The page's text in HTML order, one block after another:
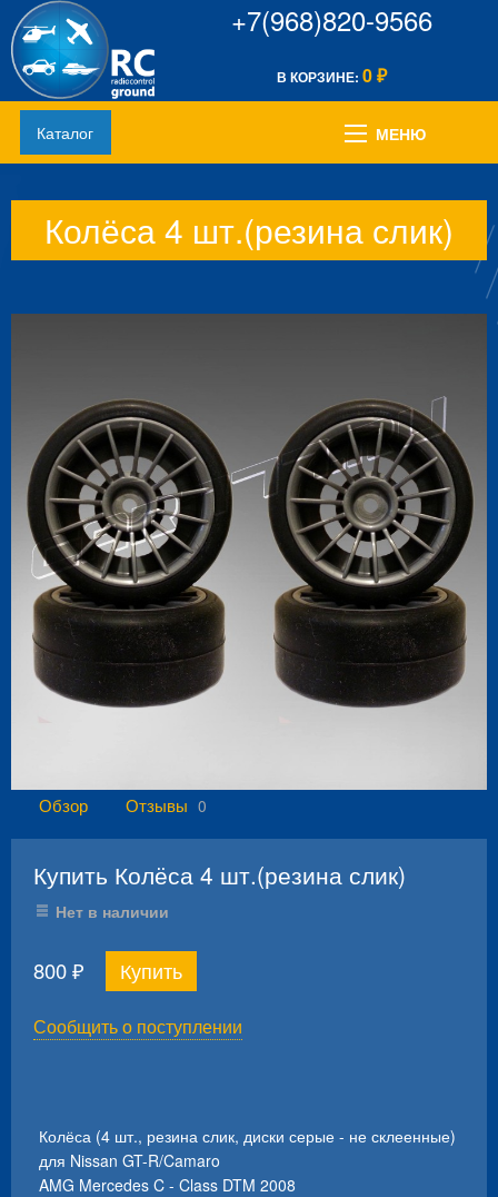
+7(968)820-9566
В КОРЗИНЕ:0₽
Каталог МЕНЮ
Колёса 4 шт.(резина слик)
Обзор Отзывы 0
Купить Колёса 4 шт.(резина слик)
Нет в наличии
800 ₽
Сообщить о поступлении
Колёса (4 шт., резина слик, диски серые - не склеенные)
для Nissan GT-R/Camaro
AMG Mercedes C - Class DTM 2008